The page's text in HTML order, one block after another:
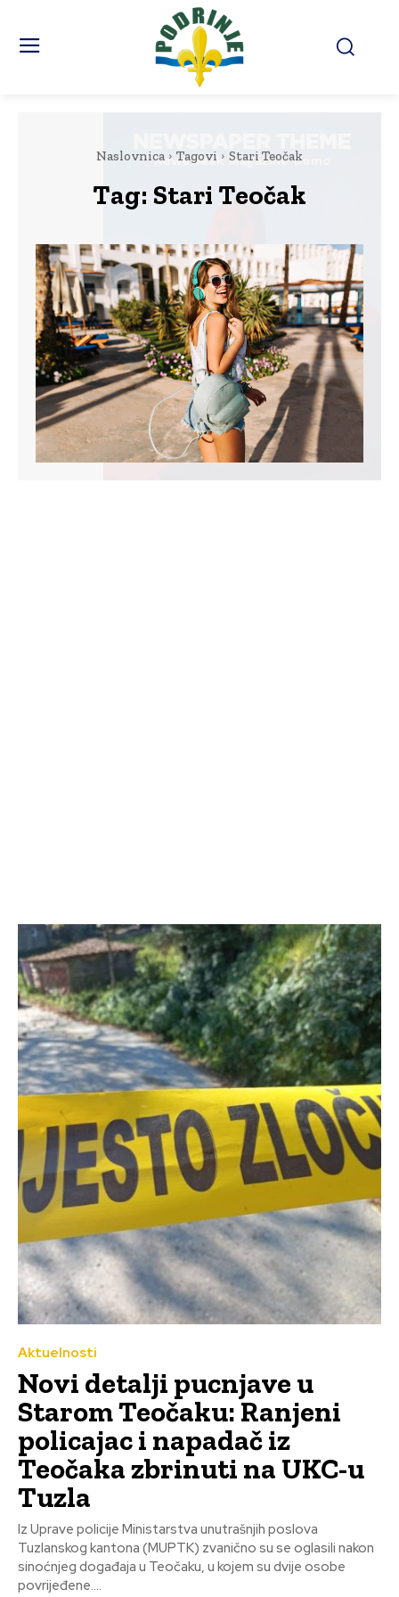
Naslovnica Tagovi Stari Teočak
Tag: Stari Teočak
Aktuelnosti
Novi detalji pucnjave u
Starom Teočaku: Ranjeni
policajac i napadač iz
Teočaka zbrinuti na UKC-u
Tuzla
Iz Uprave policije Ministarstva unutrašnjih poslova
Tuzlanskog kantona (MUPTK) zvanično su se oglasili nakon
sinoćnjeg događaja u Teočaku, u kojem su dvije osobe
povrijeđene....